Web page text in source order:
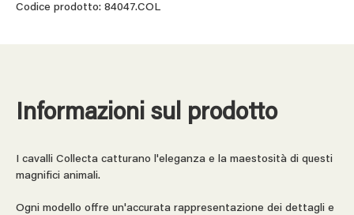
Codice prodotto: 84047.COL
Informazioni sul prodotto
I cavalli Collecta catturano l'eleganza e la maestosità di questi
magnifici animali.
Ogni modello offre un'accurata rappresentazione dei dettagli e